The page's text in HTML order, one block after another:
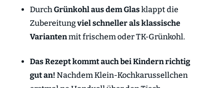
DurchGrünkohl aus dem Glasklappt die
Zubereitungviel schneller als klassische
Variantenmit frischem oder TK-Grünkohl.
Das Rezept kommt auch bei Kindern richtig
gut an! Nachdem Klein-Kochkarussellchen